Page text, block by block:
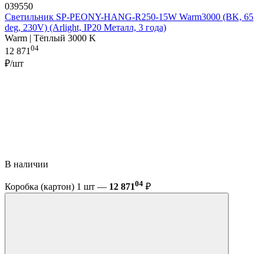
039550
Светильник SP-PEONY-HANG-R250-15W Warm3000 (BK, 65
deg, 230V) (Arlight, IP20 Металл, 3 года)
Warm | Тёплый 3000 K
12 871 04
₽/шт
В наличии
Коробка (картон) 1 шт — 12 87104 ₽